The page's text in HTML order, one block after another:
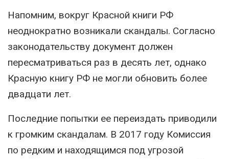
Напомним, вокруг Красной книги РФ
неоднократно возникали скандалы. Согласно
законодательству документ должен
пересматриваться раз в десять лет, однако
Красную книгу РФ не могли обновить более
двадцати лет.
Последние попытки ее переиздать приводили
к громким скандалам. В 2017 году Комиссия
по редким и находящимся под угрозой